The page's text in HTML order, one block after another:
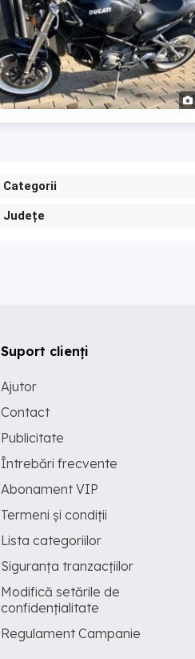
Categorii
Județe
Suport clienți
Ajutor
Contact
Publicitate
Întrebări frecvente
Abonament VIP
Termeni și condiții
Lista categoriilor
Siguranța tranzacțiilor
Modifică setările de
confidențialitate
Regulament Campanie